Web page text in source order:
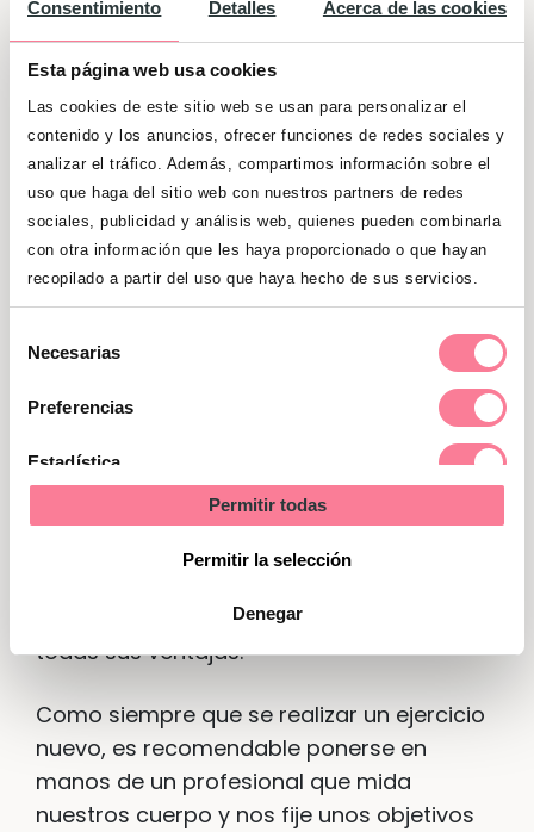
Consentimiento Detalles Acerca de las cookies
Esta página web usa cookies
Las cookies de este sitio web se usan para personalizar el
contenido y los anuncios, ofrecer funciones de redes sociales y
analizar el tráfico. Además, compartimos información sobre el
uso que haga del sitio web con nuestros partners de redes
sociales, publicidad y análisis web, quienes pueden combinarla
con otra información que les haya proporcionado o que hayan
recopilado a partir del uso que haya hecho de sus servicios.
Necesarias
Preferencias
Estadística
Permitir todas
Permitir la selección
Denegar
con una mejora estética, postural y
funcional muy considerable.
Es un ejercicio muy sencillo de realizar una
vez le hemos cogido el truco, las primeras
veces tiene su complicación debido a los
factores posturales y respiratorios que
debemos tener en cuenta, pero todo el
mundo puede ponerlos en práctica en
cualquier momento, a excepción de las
mujeres embarazadas y personas con
problemas de hipertensión. Para iniciarse
tan sólo se necesita una colchoneta para
mayor comodidad, pero una vez sepamos
hacerlos podemos practicarlos en
cualquier parte, incluso tener nuestra
rutina diaria para realizarlos
diarios es suficiente para aprovechar
todas sus ventajas.
Como siempre que se realizar un ejercicio
nuevo, es recomendable ponerse en
manos de un profesional que mida
nuestros cuerpo y nos fije unos objetivos